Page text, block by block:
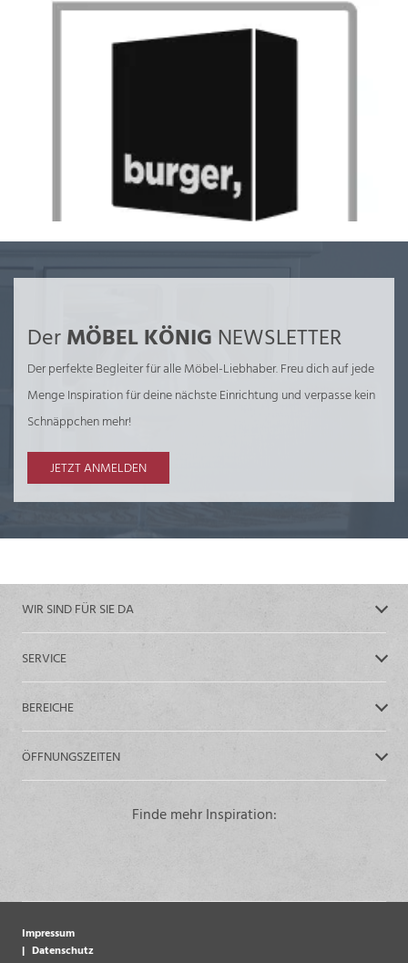
DerMÖBEL KÖNIG NEWSLETTER
Der perfekte Begleiter für alle Möbel-Liebhaber. Freu dich auf jede
Menge Inspiration für deine nächste Einrichtung und verpasse kein
Schnäppchen mehr!
JETZT ANMELDEN
WIR SIND FÜR SIE DA
SERVICE
BEREICHE
ÖFFNUNGSZEITEN
Finde mehr Inspiration:
Impressum
Datenschutz